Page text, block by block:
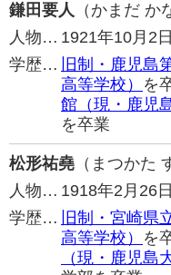
鎌田要人 （かまだ か
人物… 1921年10月2
学歴…
旧制・鹿児島
高等学校） を
館（現・鹿児
を卒業
松形祐堯 （まつかた
人物… 1918年2月26
学歴…
旧制・宮崎県
高等学校） を
（現・鹿児島